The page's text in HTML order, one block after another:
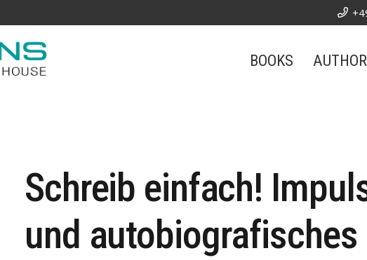
BOOKS
Schreib einfach!
und